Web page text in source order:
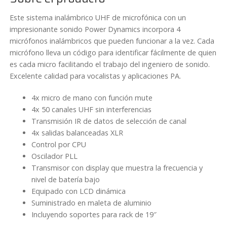
de
mano
y
maletín
Power
Dynamics
PD504H
cantidad
Este sistema inalámbrico UHF de microfónica con un
impresionante sonido Power Dynamics incorpora 4
micrófonos inalámbricos que pueden funcionar a la vez. Cada
micrófono lleva un código para identificar fácilmente de quien
es cada micro facilitando el trabajo del ingeniero de sonido.
Excelente calidad para vocalistas y aplicaciones PA.
4x micro de mano con función mute
4x 50 canales UHF sin interferencias
Transmisión IR de datos de selección de canal
4x salidas balanceadas XLR
Control por CPU
Oscilador PLL
Transmisor con display que muestra la frecuencia y
nivel de batería bajo
Equipado con LCD dinámica
Suministrado en maleta de aluminio
Incluyendo soportes para rack de 19″